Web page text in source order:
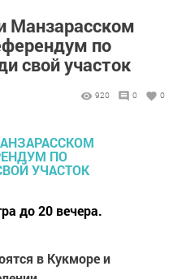
Манзарасском
по
свой участок
920 0 0
до 20 вечера.
в Кукморе и